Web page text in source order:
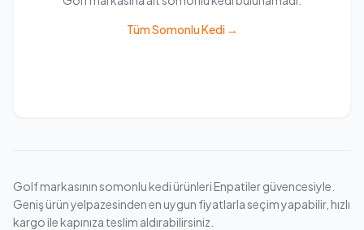
Tüm Somonlu Kedi →
Golf markasının somonlu kedi ürünleri Enpatiler güvencesiyle.
Geniş ürün yelpazesinden en uygun fiyatlarla seçim yapabilir, hızlı
kargo ile kapınıza teslim aldırabilirsiniz.